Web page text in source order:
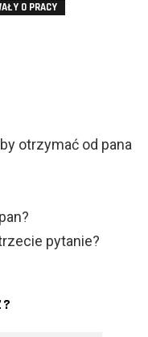
O PRACY
otrzymać od pana
pytanie?